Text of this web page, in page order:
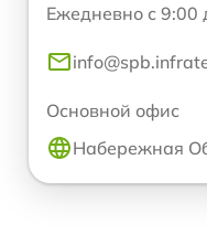
Ежедневно с 9:00
Основной офис
Набережная